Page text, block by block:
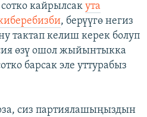
кайрылсак ута
, берүүгө негиз
тактап келиш керек болуп
өзү ошол жыйынтыкка
барсак эле уттурабыз
сиз партиялашыңыздын